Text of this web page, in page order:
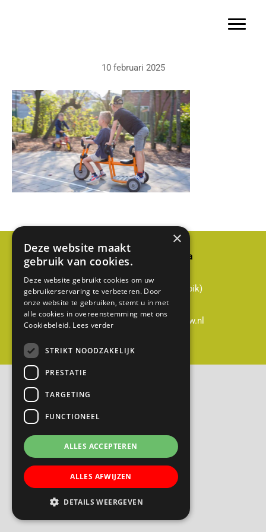
Toggle
10 februari 2025
Basisschool Gerardus Majella
3411 ED Cabauw (gemeente Lopik)
0348-551428
directie@gerardusmajella-cabauw.nl
B
a
s
i
s
s
c
h
o
×
Deze website maakt
gebruik van cookies.
Deze website gebruikt cookies om uw
gebruikerservaring te verbeteren. Door
onze website te gebruiken, stemt u in met
alle cookies in overeenstemming met ons
Cookiebeleid. Lees verder
STRIKT NOODZAKELIJK
PRESTATIE
TARGETING
FUNCTIONEEL
ALLES ACCEPTEREN
ALLES AFWIJZEN
DETAILS WEERGEVEN